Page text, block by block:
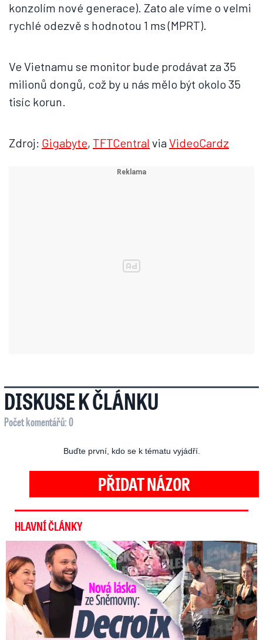
konzolím nové generace). Zato ale víme o velmi
rychlé odezvě s hodnotou 1 ms (MPRT).
Ve Vietnamu se monitor bude prodávat za 35
milionů dongů, což by u nás mělo být okolo 35
tisíc korun.
Zdroj: Gigabyte, TFTCentral viaVideoCardz
DISKUSE K ČLÁNKU
Počet komentářů: 0
Buďte první, kdo se k tématu vyjádří.
PŘIDAT NÁZOR
HLAVNÍ ČLÁNKY
Nová láska ve Sněmovně: Decroix s mladým kolegou z ODS